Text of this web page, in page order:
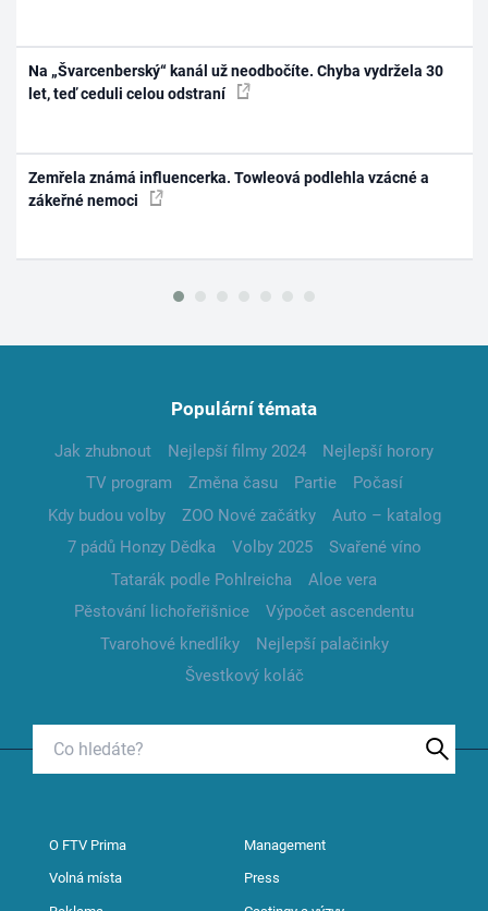
Na „Švarcenberský“ kanál už neodbočíte. Chyba vydržela 30
let, teď ceduli celou odstraní
Zemřela známá influencerka. Towleová podlehla vzácné a
zákeřné nemoci
Populární témata
Jak zhubnout Nejlepší filmy 2024
Nejlepší horory
TV program
Změna času Partie
Počasí
Kdy budou volby
ZOO Nové začátky
Auto – katalog
7 pádů Honzy Dědka
Volby 2025
Svařené víno
Tatarák podle Pohlreicha
Aloe vera
Pěstování lichořeřišnice
Výpočet ascendentu
Tvarohové knedlíky
Nejlepší palačinky
Švestkový koláč
O FTV Prima Management
Volná místa Press